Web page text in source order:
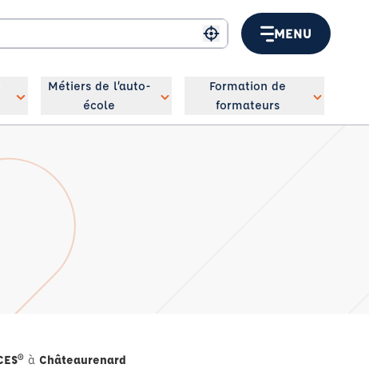
Me géolocaliser
MENU
Métiers de l’auto-
école
Formation de
formateurs
à Châteaurenard